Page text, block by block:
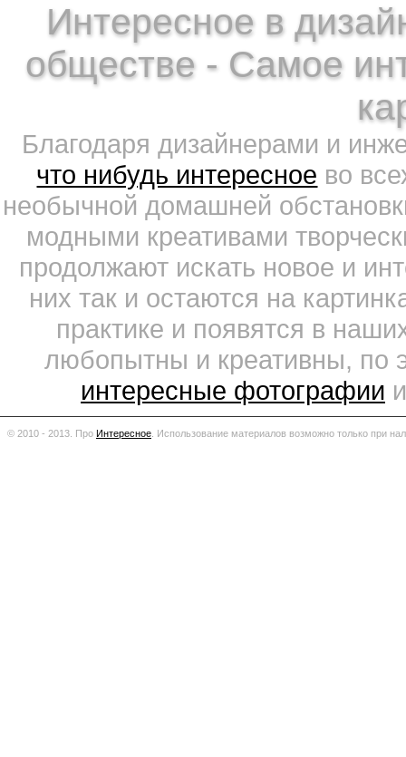
Интересное в
обществе - Самое
Благодаря дизайнерами и
что нибудь интересное во
необычной домашней
модными креативами
продолжают искать новое и
них так и остаются на
практике и появятся в
любопытны и креативны, по
интересные фотографии
© 2010 - 2013. Про Интересное Использование материалов возможно только при